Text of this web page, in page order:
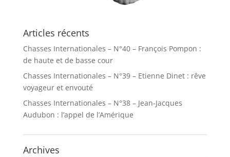
Articles récents
Chasses Internationales – N°40 – François Pompon :
de haute et de basse cour
Chasses Internationales – N°39 – Etienne Dinet : rêve
voyageur et envouté
Chasses Internationales – N°38 – Jean-Jacques
Audubon : l’appel de l’Amérique
Archives